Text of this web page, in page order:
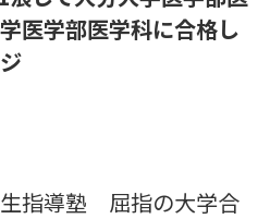
医学部医学科に合格し
指導塾 屈指の大学合